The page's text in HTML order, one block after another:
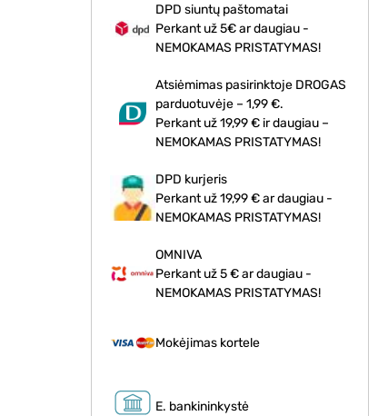
DPD siuntų paštomatai
Perkant už 5€ ar daugiau -
NEMOKAMAS PRISTATYMAS!
Atsiėmimas pasirinktoje DROGAS
parduotuvėje – 1,99 €.
Perkant už 19,99 € ir daugiau –
NEMOKAMAS PRISTATYMAS!
DPD kurjeris
Perkant už 19,99 € ar daugiau -
NEMOKAMAS PRISTATYMAS!
OMNIVA
Perkant už 5 € ar daugiau -
NEMOKAMAS PRISTATYMAS!
Mokėjimas kortele
E. bankininkystė